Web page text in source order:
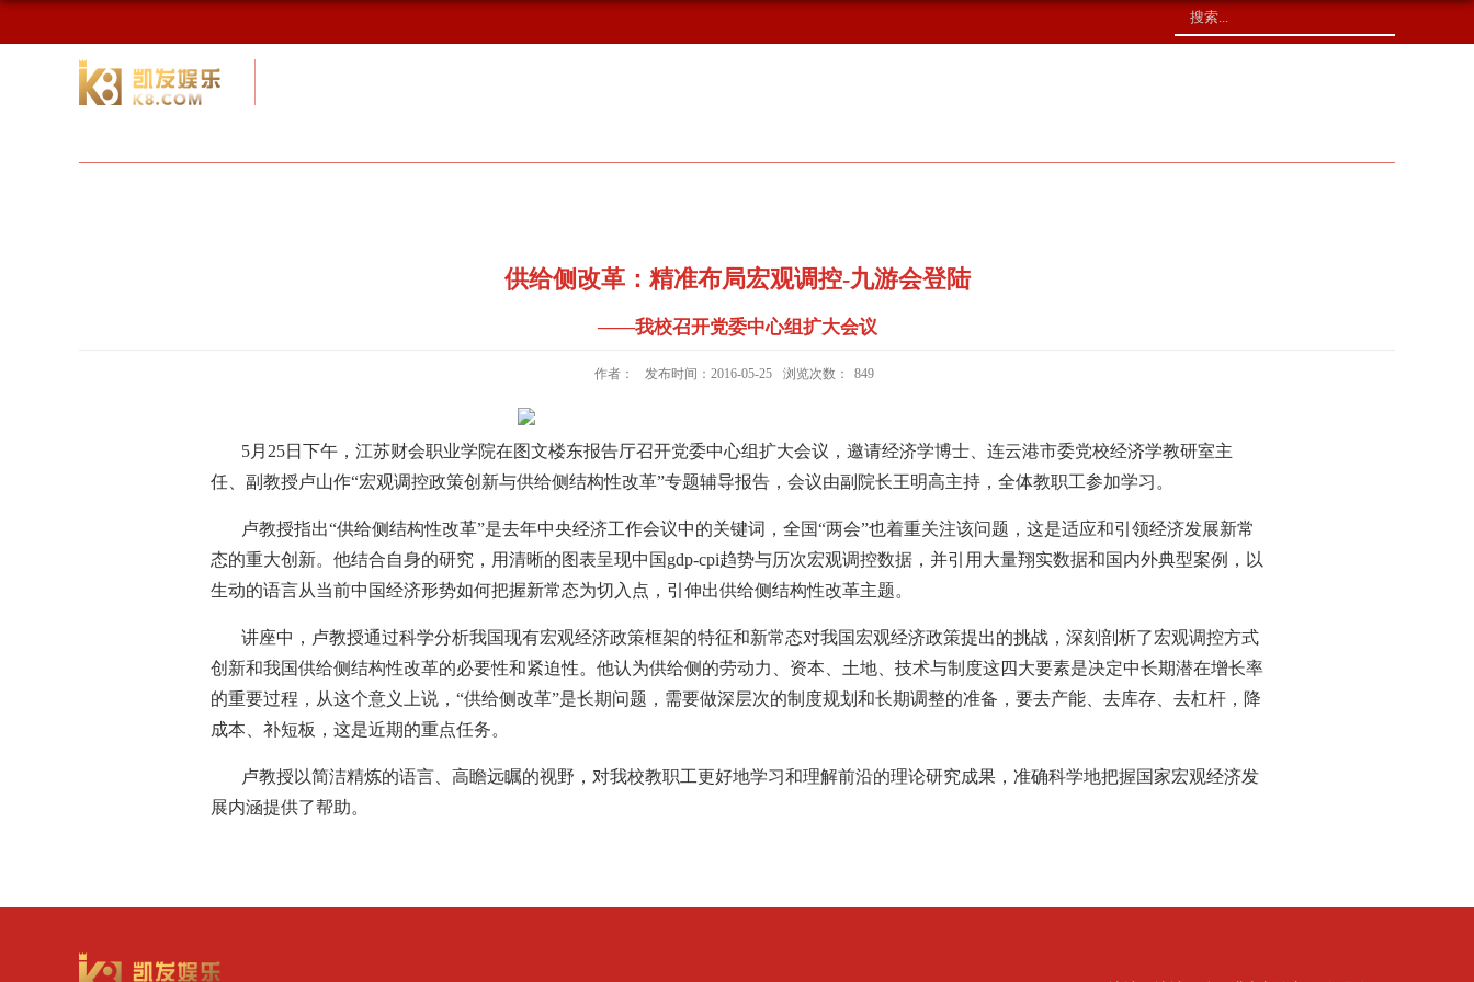
供给侧改革：精准布局宏观调控-九游会登陆
——我校召开党委中心组扩大会议
作者： 发布时间：2016-05-25 浏览次数： 849
5月 25日下午，江苏财会职业学院在图文楼东报告厅召开党委中心组扩大会议，邀请经济学博士、连云港市委党校经济学教研室主
任、副教授卢山作“宏观调控政策创新与供给侧结构性改革”专题辅导报告，会议由副院长王明高主持，全体教职工参加学习。
卢教授指出“供给侧结构性改革”是去年中央经济工作会议中的关键词，全国“两会”也着重关注该问题，这是适应和引领经济发展新常
态的重大创新。他结合自身的研究，用清晰的图表呈现中国 gdp-cpi趋势与历次宏观调控数据，并引用大量翔实数据和国内外典型案例，以
生动的语言从当前中国经济形势如何把握新常态为切入点，引伸出供给侧结构性改革主题。
讲座中，卢教授通过科学分析我国现有宏观经济政策框架的特征和新常态对我国宏观经济政策提出的挑战，深刻剖析了宏观调控方式
创新和我国供给侧结构性改革的必要性和紧迫性。他认为供给侧的劳动力、资本、土地、技术与制度这四大要素是决定中长期潜在增长率
的重要过程，从这个意义上说，“供给侧改革”是长期问题，需要做深层次的制度规划和长期调整的准备，要去产能、去库存、去杠杆，降
成本、补短板，这是近期的重点任务。
卢教授以简洁精炼的语言、高瞻远瞩的视野，对我校教职工更好地学习和理解前沿的理论研究成果，准确科学地把握国家宏观经济发
展内涵提供了帮助。